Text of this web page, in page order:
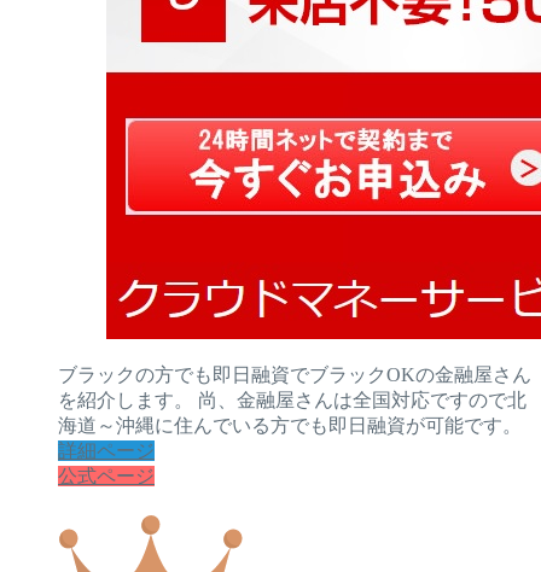
ブラックの方でも即日融資でブラックOKの金融屋さん
を紹介します。 尚、金融屋さんは全国対応ですので北
海道～沖縄に住んでいる方でも即日融資が可能です。
詳細ページ
公式ページ